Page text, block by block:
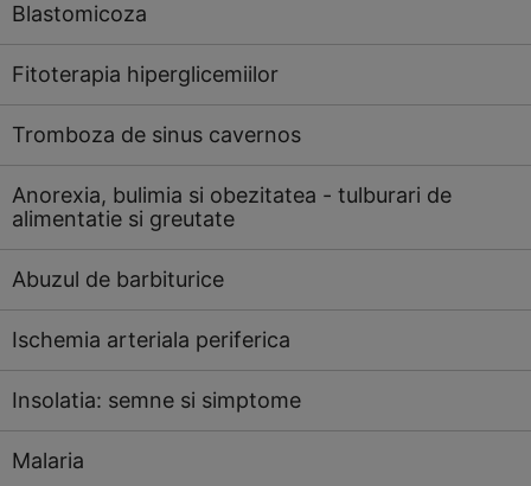
Blastomicoza
Fitoterapia hiperglicemiilor
Tromboza de sinus cavernos
Anorexia, bulimia si obezitatea - tulburari de
alimentatie si greutate
Abuzul de barbiturice
Ischemia arteriala periferica
Insolatia: semne si simptome
Malaria